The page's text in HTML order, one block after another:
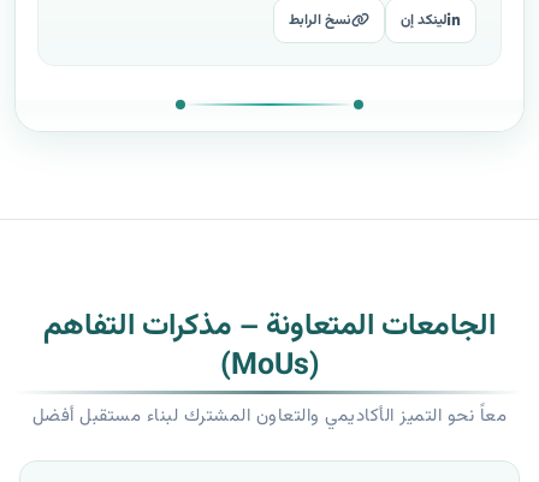
لينكد إن نسخ الرابط
الجامعات المتعاونة – مذكرات التفاهم
(MoUs)
معاً نحو التميز الأكاديمي والتعاون المشترك لبناء مستقبل أفضل